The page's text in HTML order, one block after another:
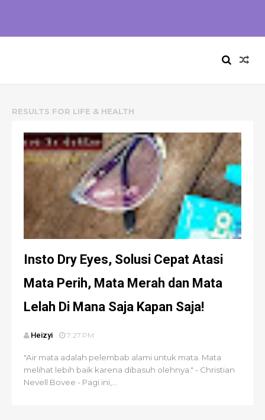
RESULTS FOR LIFE & HEALTH
Insto Dry Eyes, Solusi Cepat Atasi
Mata Perih, Mata Merah dan Mata
Lelah Di Mana Saja Kapan Saja!
Heizyi 7:27 PM
"Air mata adalah pelembab alami untuk mata. Mata
melihat lebih baik karena dibasuh olehnya." - Christian
Nevell Bovee - Pagi ini,...